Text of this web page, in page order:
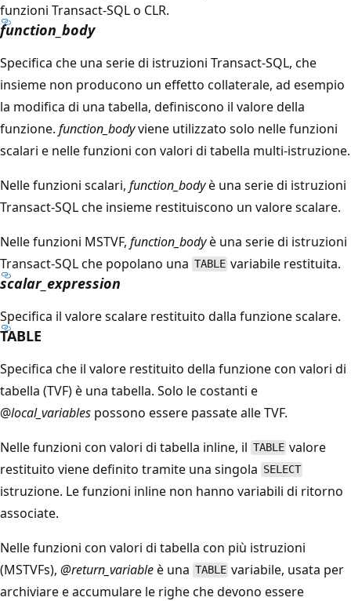
funzioni Transact-SQL o CLR.
function_body
Specifica che una serie di istruzioni Transact-SQL, che
insieme non producono un effetto collaterale, ad esempio
la modifica di una tabella, definiscono il valore della
funzione. function_bodyviene utilizzato solo nelle funzioni
scalari e nelle funzioni con valori di tabella multi-istruzione.
Nelle funzioni scalari, function_bodyè una serie di istruzioni
Transact-SQL che insieme restituiscono un valore scalare.
Nelle funzioni MSTVF, function_bodyè una serie di istruzioni
Transact-SQL che popolano una TABLE variabile restituita.
scalar_expression
Specifica il valore scalare restituito dalla funzione scalare.
TABLE
Specifica che il valore restituito della funzione con valori di
tabella (TVF) è una tabella. Solo le costanti e
@local_variables possono essere passate alle TVF.
Nelle funzioni con valori di tabella inline, il TABLE valore
restituito viene definito tramite una singola SELECT
istruzione. Le funzioni inline non hanno variabili di ritorno
associate.
Nelle funzioni con valori di tabella con più istruzioni
(MSTVFs), @return_variableè una TABLE variabile, usata per
archiviare e accumulare le righe che devono essere